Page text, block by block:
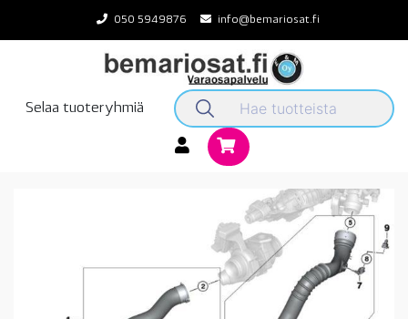
content
050 5949876 info@bemariosat.fi
Selaa tuoteryhmiä